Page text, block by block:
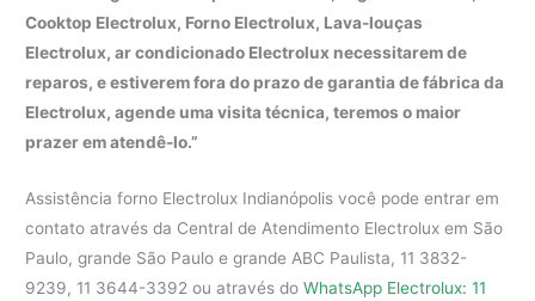
Cooktop Electrolux, Forno Electrolux, Lava-louças
Electrolux, ar condicionado Electrolux necessitarem de
reparos, e estiverem fora do prazo de garantia de fábrica da
Electrolux, agende uma visita técnica, teremos o maior
prazer em atendê-lo.”
Assistência forno Electrolux Indianópolis você pode entrar em
contato através da Central de Atendimento Electrolux em São
Paulo, grande São Paulo e grande ABC Paulista, 11 3832-
9239, 11 3644-3392 ou através doWhatsApp Electrolux: 11